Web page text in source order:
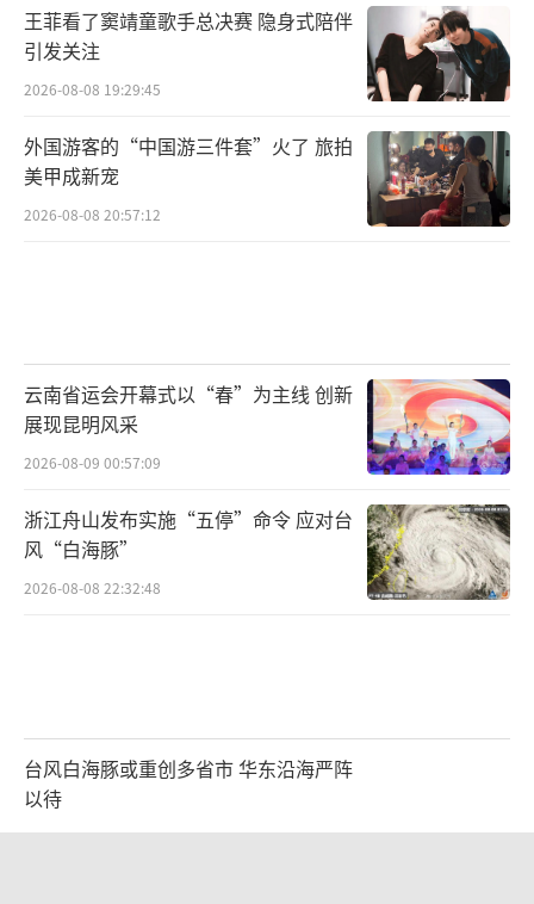
王菲看了窦靖童歌手总决赛 隐身式陪伴
引发关注
2026-08-08 19:29:45
外国游客的“中国游三件套”火了 旅拍
美甲成新宠
2026-08-08 20:57:12
云南省运会开幕式以“春”为主线 创新
展现昆明风采
2026-08-09 00:57:09
浙江舟山发布实施“五停”命令 应对台
风“白海豚”
2026-08-08 22:32:48
台风白海豚或重创多省市 华东沿海严阵
以待
2026-08-08 17:01:38